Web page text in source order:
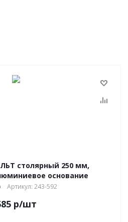
столярный 250 мм,
основание
Артикул: 243-592
р/шт